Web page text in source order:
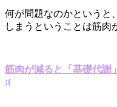
何が問題なのかというと
しまうということは筋肉
筋肉が減ると「基礎代謝
;(